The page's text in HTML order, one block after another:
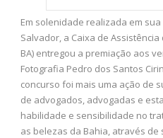
Em solenidade realizada em
Salvador, a Caixa de
BA) entregou a premiação aos
Fotografia Pedro dos Santos
concurso foi mais uma ação de
de advogados, advogadas e
habilidade e sensibilidade no
as belezas da Bahia, através